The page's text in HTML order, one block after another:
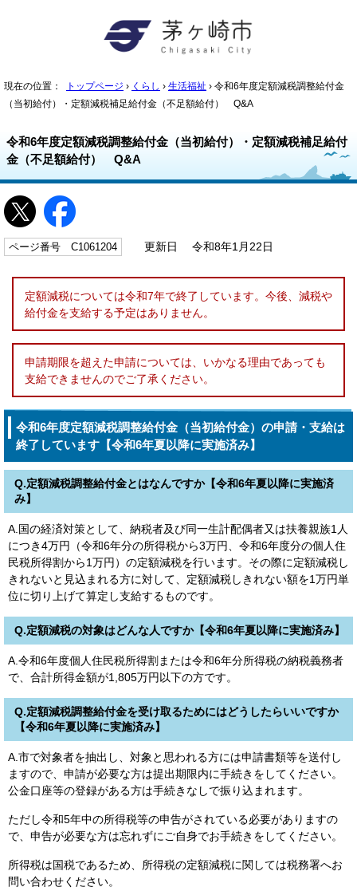
現在の位置： トップページ › くらし › 生活福祉 › 令和6年度定額減税調整給付金
（当初給付）・定額減税補足給付金（不足額給付） Q&A
令和6年度定額減税調整給付金（当初給付）・定額減税補足給付
金（不足額給付） Q&A
ページ番号 C1061204 更新日 令和8年1月22日
定額減税については令和7年で終了しています。今後、減税や
給付金を支給する予定はありません。
申請期限を超えた申請については、いかなる理由であっても
支給できませんのでご了承ください。
令和6年度定額減税調整給付金（当初給付金）の申請・支給は
終了しています【令和6年夏以降に実施済み】
Q.定額減税調整給付金とはなんですか【令和6年夏以降に実施済
み】
A.国の経済対策として、納税者及び同一生計配偶者又は扶養親族1人
につき4万円（令和6年分の所得税から3万円、令和6年度分の個人住
民税所得割から1万円）の定額減税を行います。その際に定額減税し
きれないと見込まれる方に対して、定額減税しきれない額を1万円単
位に切り上げて算定し支給するものです。
Q.定額減税の対象はどんな人ですか【令和6年夏以降に実施済み】
A.令和6年度個人住民税所得割または令和6年分所得税の納税義務者
で、合計所得金額が1,805万円以下の方です。
Q.定額減税調整給付金を受け取るためにはどうしたらいいですか
【令和6年夏以降に実施済み】
A.市で対象者を抽出し、対象と思われる方には申請書類等を送付し
ますので、申請が必要な方は提出期限内に手続きをしてください。
公金口座等の登録がある方は手続きなしで振り込まれます。
ただし令和5年中の所得税等の申告がされている必要がありますの
で、申告が必要な方は忘れずにご自身でお手続きをしてください。
所得税は国税であるため、所得税の定額減税に関しては税務署へお
問い合わせください。